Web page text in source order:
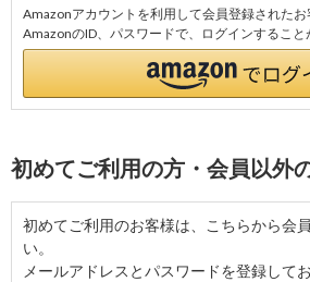
Amazonアカウントを利用して会員登録されたお
AmazonのID、パスワードで、ログインすること
初めてご利用の方・会員以外
初めてご利用のお客様は、こちらから会
い。
メールアドレスとパスワードを登録して